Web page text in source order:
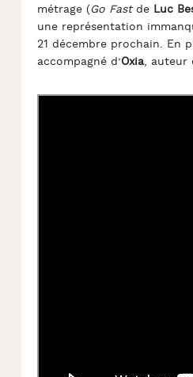
métrage (Go Fastde Luc
une représentation
21 décembre prochain. En
accompagné d’Oxia, auteur